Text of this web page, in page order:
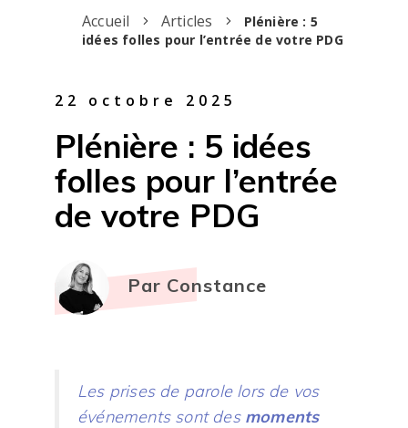
Accueil Articles
Plénière : 5
idées folles pour l’entrée de votre PDG
22 octobre 2025
Plénière : 5 idées
folles pour l’entrée
de votre PDG
Par Constance
Les prises de parole lors de vos
événements sont desmoments